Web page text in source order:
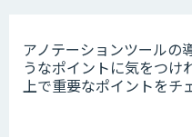
アノテーションツールの
うなポイントに気をつけ
上で重要なポイントをチ